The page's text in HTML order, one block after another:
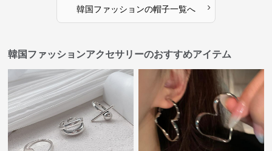
韓国ファッションの帽子一覧へ ›
韓国ファッションアクセサリーのおすすめアイテム